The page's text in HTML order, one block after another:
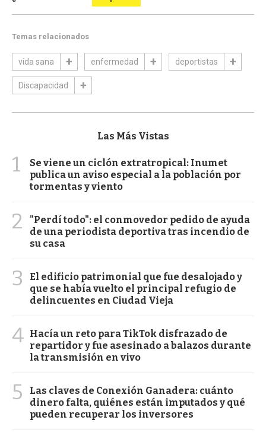
Temas relacionados
vida sana enfermedad deportistas
Discapacidad
Las Más Vistas
1
Se viene un ciclón extratropical: Inumet
publica un aviso especial a la población por
tormentas y viento
2
"Perdí todo": el conmovedor pedido de ayuda
de una periodista deportiva tras incendio de
su casa
3
El edificio patrimonial que fue desalojado y
que se había vuelto el principal refugio de
delincuentes en Ciudad Vieja
4 Hacía un reto para TikTok disfrazado de
repartidor y fue asesinado a balazos durante
la transmisión en vivo
5
Las claves de Conexión Ganadera: cuánto
dinero falta, quiénes están imputados y qué
pueden recuperar los inversores